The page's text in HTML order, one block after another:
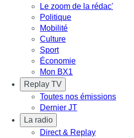
Le zoom de la rédac'
Politique
Mobilité
Culture
Sport
Économie
Mon BX1
Replay TV
Toutes nos émissions
Dernier JT
La radio
Direct & Replay